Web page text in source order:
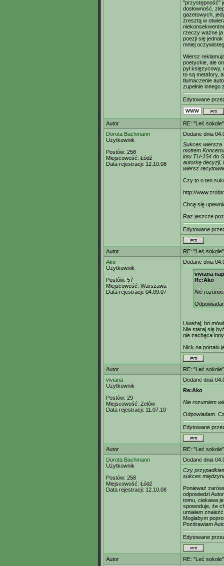
"przystępność"
dosłowność,
gazetowych,
zresztą w
rzeczy ważne
poezji się
mniej
Wiersz
poetyckie, ale
pył
to są metafory,
tłumaczenie
zupełnie innego
Edytowane
Autor
RE: "Leć
Dorota Bachmann
Użytkownik
Postów: 258
Miejscowość: Łódź
Data rejestracji: 12.10.08
Dodane dnia
Sukces wiersza
mottem
lotu TU-154 do
autorkę decyzji,
wiersz
Czy to o ten
http://
Chcę się
Raz jeszcze
Edytowane
Autor
RE: "Leć
Ako
Użytkownik
Postów: 57
Miejscowość: Warszawa
Data rejestracji: 04.09.07
Dodane dnia
viviana
Re:Ako
Nie
Uważaj, bo
Nie staraj się
nie zachęca
Nick na portalu
Autor
RE: "Leć
viviana
Użytkownik
Postów: 29
Miejscowość: Zelów
Data rejestracji: 11.07.10
Dodane dnia
Re:Ako
Nie rozumiem
Odpowiadam.
Edytowane
Autor
RE: "Leć
Dorota Bachmann
Użytkownik
Postów: 258
Miejscowość: Łódź
Data rejestracji: 12.10.08
Dodane dnia
Czy
sukces
Ponieważ
odpowiedzi
tomu, ciekawa
spowoduje, że
umiałam
Mogłabym
Pozdrawiam
Edytowane
Autor
RE: "Leć